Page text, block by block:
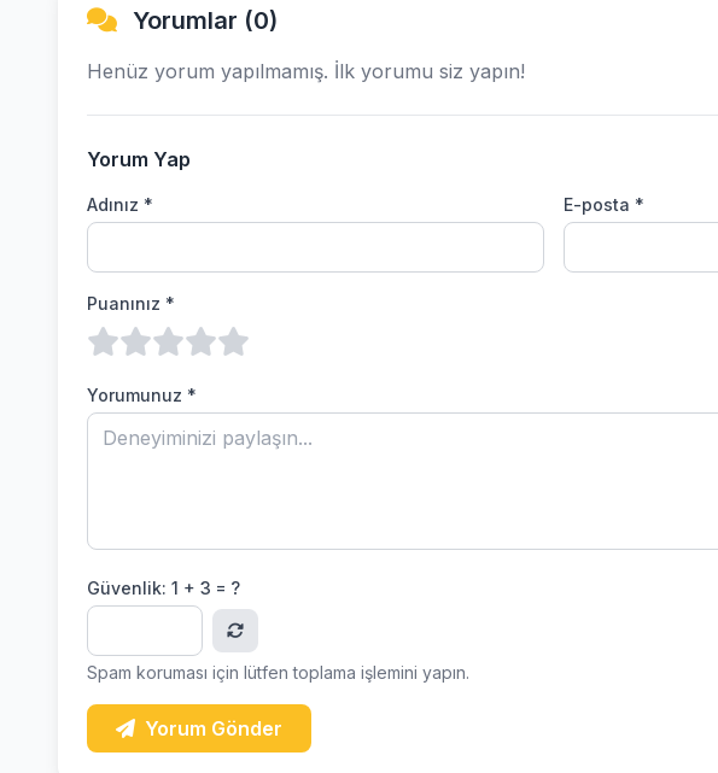
Yorumlar (0)
Henüz yorum yapılmamış. İlk yorumu siz yapın!
Yorum Yap
Adınız * E-posta *
Puanınız *
Yorumunuz *
Güvenlik: 1 + 3 = ?
Spam koruması için lütfen toplama işlemini yapın.
Yorum Gönder